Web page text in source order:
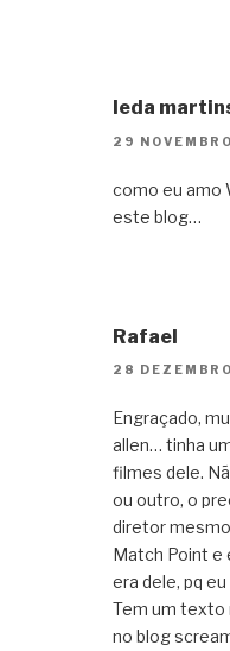
leda
29
como eu amo
este blog…
Rafael
28
Engraçado,
allen… tinha
filmes dele.
ou outro, o
diretor
Match Point e
era dele, pq
Tem um texto
no blog